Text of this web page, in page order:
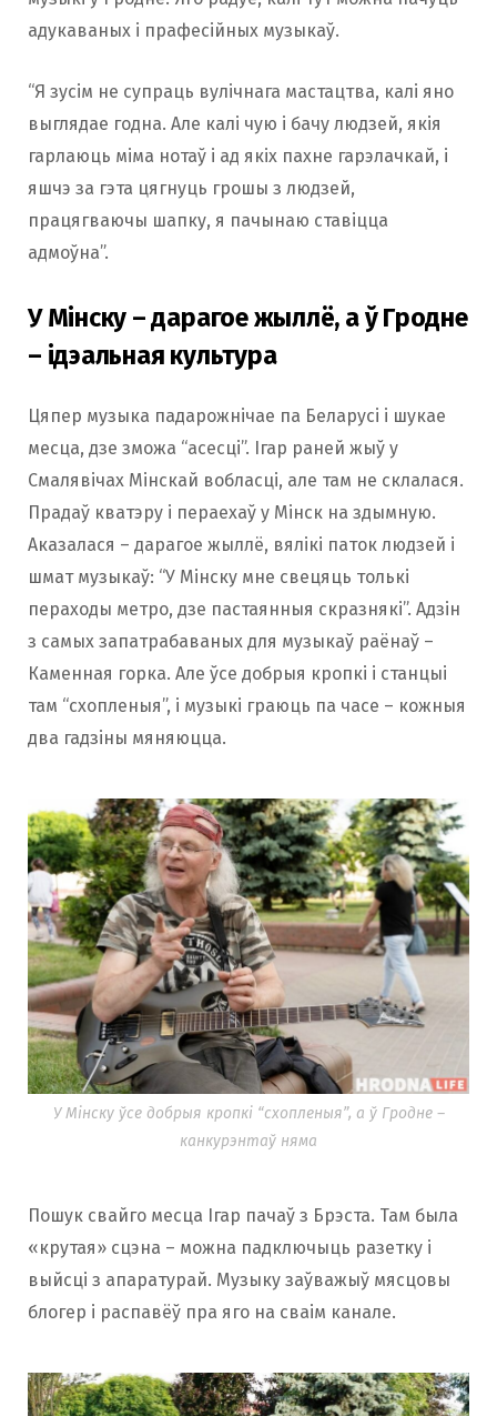
адукаваных і прафесійных музыкаў.
“Я зусім не супраць вулічнага мастацтва, калі яно
выглядае годна. Але калі чую і бачу людзей, якія
гарлаюць міма нотаў і ад якіх пахне гарэлачкай, і
яшчэ за гэта цягнуць грошы з людзей,
працягваючы шапку, я пачынаю ставіцца
адмоўна”.
У Мінску – дарагое жыллё, а ў Гродне
– ідэальная культура
Цяпер музыка падарожнічае па Беларусі і шукае
месца, дзе зможа “асесці”. Ігар раней жыў у
Смалявічах Мінскай вобласці, але там не склалася.
Прадаў кватэру і пераехаў у Мінск на здымную.
Аказалася – дарагое жыллё, вялікі паток людзей і
шмат музыкаў: “У Мінску мне свецяць толькі
пераходы метро, дзе пастаянныя скразнякі”. Адзін
з самых запатрабаваных для музыкаў раёнаў –
Каменная горка. Але ўсе добрыя кропкі і станцыі
там “схопленыя”, і музыкі граюць па часе – кожныя
два гадзіны мяняюцца.
У Мінску ўсе добрыя кропкі “схопленыя”, а ў Гродне –
канкурэнтаў няма
Пошук свайго месца Ігар пачаў з Брэста. Там была
«крутая» сцэна – можна падключыць разетку і
выйсці з апаратурай. Музыку заўважыў мясцовы
блогер і распавёў пра яго на сваім канале.